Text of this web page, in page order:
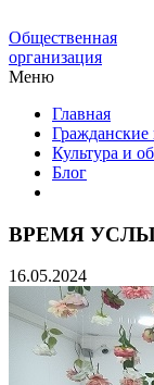
Общественная
организация
Меню
Главная
Культура и
Блог
ВРЕМЯ
16.05.2024